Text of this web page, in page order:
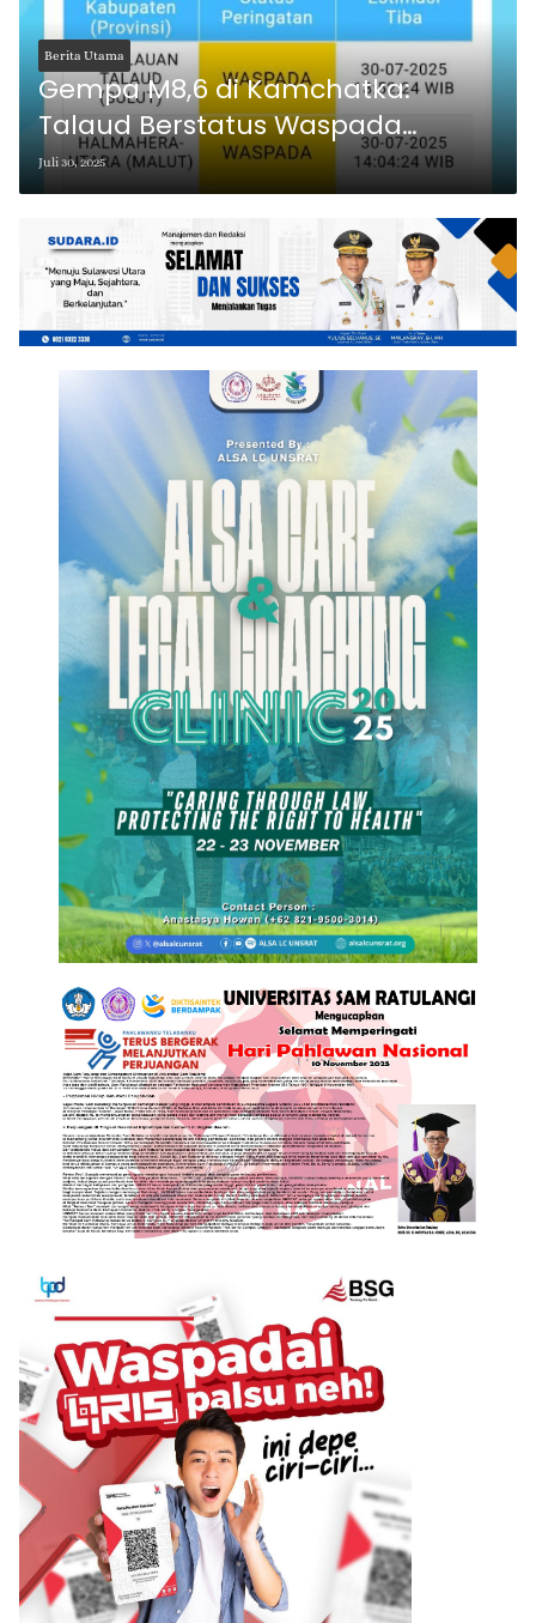
Berita Utama
Gempa M8,6 di Kamchatka:
Talaud Berstatus Waspada
Tsunami, Basarnas Sulut Lakukan
Pemantauan Ketat
Juli 30, 2025